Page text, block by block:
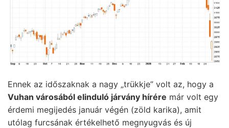
Ennek az időszaknak a nagy „trükkje” volt az, hogy a
Vuhan városából elinduló járvány hírére már volt egy
érdemi megijedés január végén (zöld karika), amit
utólag furcsának értékelhető megnyugvás és új